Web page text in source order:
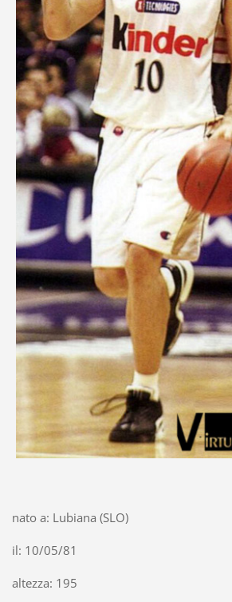
nato a: Lubiana (SLO)
il: 10/05/81
altezza: 195